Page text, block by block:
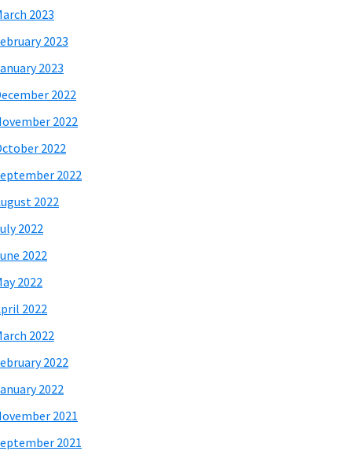
2023
2023
2023
2022
2022
2022
2022
2022
2022
2022
2022
2022
2022
2022
2022
2021
2021